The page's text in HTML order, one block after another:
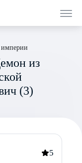
из
(3)
5